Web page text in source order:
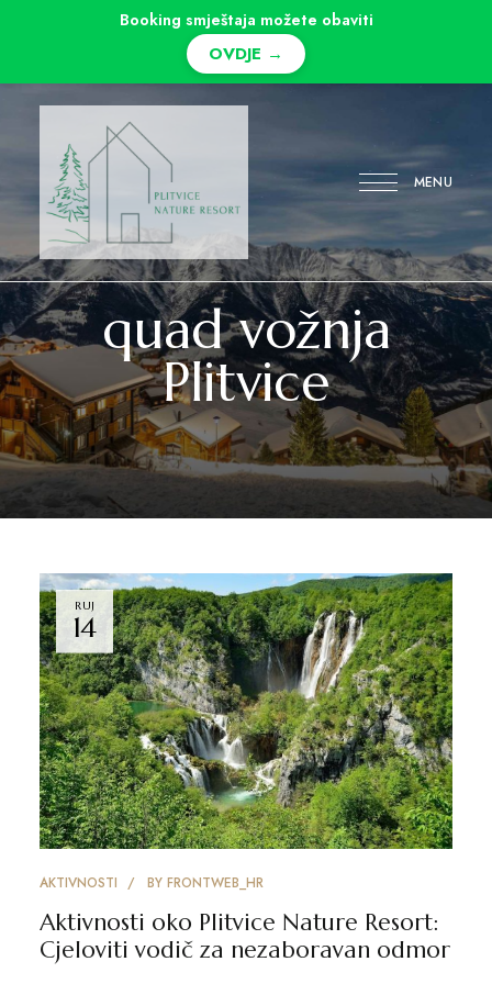
Booking smještaja možete obaviti
OVDJE →
Plitvice
Nature
Resort
Idealan
obiteljski
odmor
u
srcu
Nacionalnog
parka
Plitvička
jezera!
MENU
quad vožnja
Plitvice
RUJ
14
AKTIVNOSTI BY FRONTWEB_HR
Aktivnosti oko Plitvice Nature Resort:
Cjeloviti vodič za nezaboravan odmor